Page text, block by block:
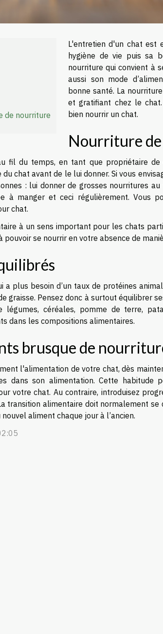
de nourriture
L'entretien d'un chat est
hygiène de vie puis sa
nourriture qui convient à
aussi son mode
bonne santé. La
et gratifiant chez le
bien nourrir un chat.
Nourriture
fil du temps, en tant que propriétaire
chat avant de le lui donner. Si vous
: lui donner de grosses nourritures
à manger et ceci régulièrement. Vous
chat.
à un sens important pour les chats
pouvoir se nourrir en votre absence de
a plus besoin d’un taux de protéines
graisse. Pensez donc à surtout équilibrer
légumes, céréales, pomme de terre,
dans les compositions alimentaires.
brusque de
l'alimentation de votre chat, dès
dans son alimentation. Cette habitude
votre chat. Au contraire, introduisez
transition alimentaire doit normalement
aliment chaque jour à l’ancien.